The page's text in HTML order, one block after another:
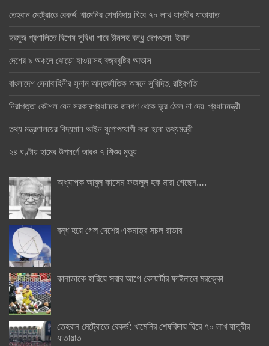
তেহরান মেট্রোতে রেকর্ড: খামেনির শেষবিদায় ঘিরে ৭০ লাখ যাত্রীর যাতায়াত
হরমুজ প্রণালিতে বিশেষ সুবিধা পাবে চীনসহ বন্ধু দেশগুলো: ইরান
দেশের ৯ অঞ্চলে ঝোড়ো হাওয়াসহ বজ্রবৃষ্টির আভাস
বাংলাদেশ সেনাবাহিনীর সুনাম আন্তর্জাতিক অঙ্গনে সুবিদিত: রাষ্ট্রপতি
নিরাপত্তা কৌশল যেন সরকারপ্রধানকে জনগণ থেকে দূরে ঠেলে না দেয়: প্রধানমন্ত্রী
তথ্য মন্ত্রণালয়ের বিদ্যমান আইন যুগোপযোগী করা হবে: তথ্যমন্ত্রী
২৪ ঘণ্টায় হামের উপসর্গে আরও ৭ শিশুর মৃত্যু
অধ্যাপক আবুল কাসেম ফজলুল হক মারা গেছেন….
বন্ধ হয়ে গেল দেশের একমাত্র সচল রাডার
কানাডাকে হারিয়ে সবার আগে কোয়ার্টার ফাইনালে মরক্কো
তেহরান মেট্রোতে রেকর্ড: খামেনির শেষবিদায় ঘিরে ৭০ লাখ যাত্রীর
যাতায়াত